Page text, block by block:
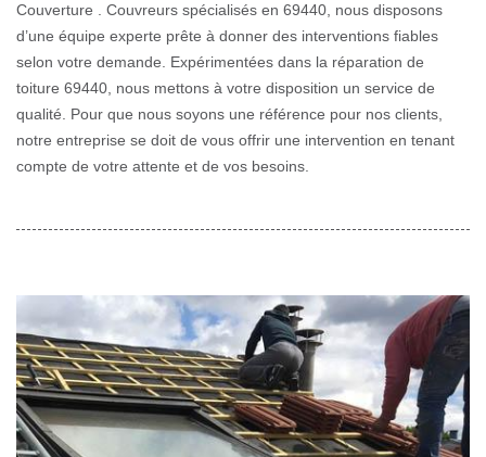
Couverture . Couvreurs spécialisés en 69440, nous disposons
d’une équipe experte prête à donner des interventions fiables
selon votre demande. Expérimentées dans la réparation de
toiture 69440, nous mettons à votre disposition un service de
qualité. Pour que nous soyons une référence pour nos clients,
notre entreprise se doit de vous offrir une intervention en tenant
compte de votre attente et de vos besoins.